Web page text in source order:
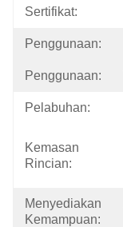
Sertifikat:
Penggunaan:
Penggunaan:
Pelabuhan:
Kemasan
Rincian:
Menyediakan
Kemampuan: